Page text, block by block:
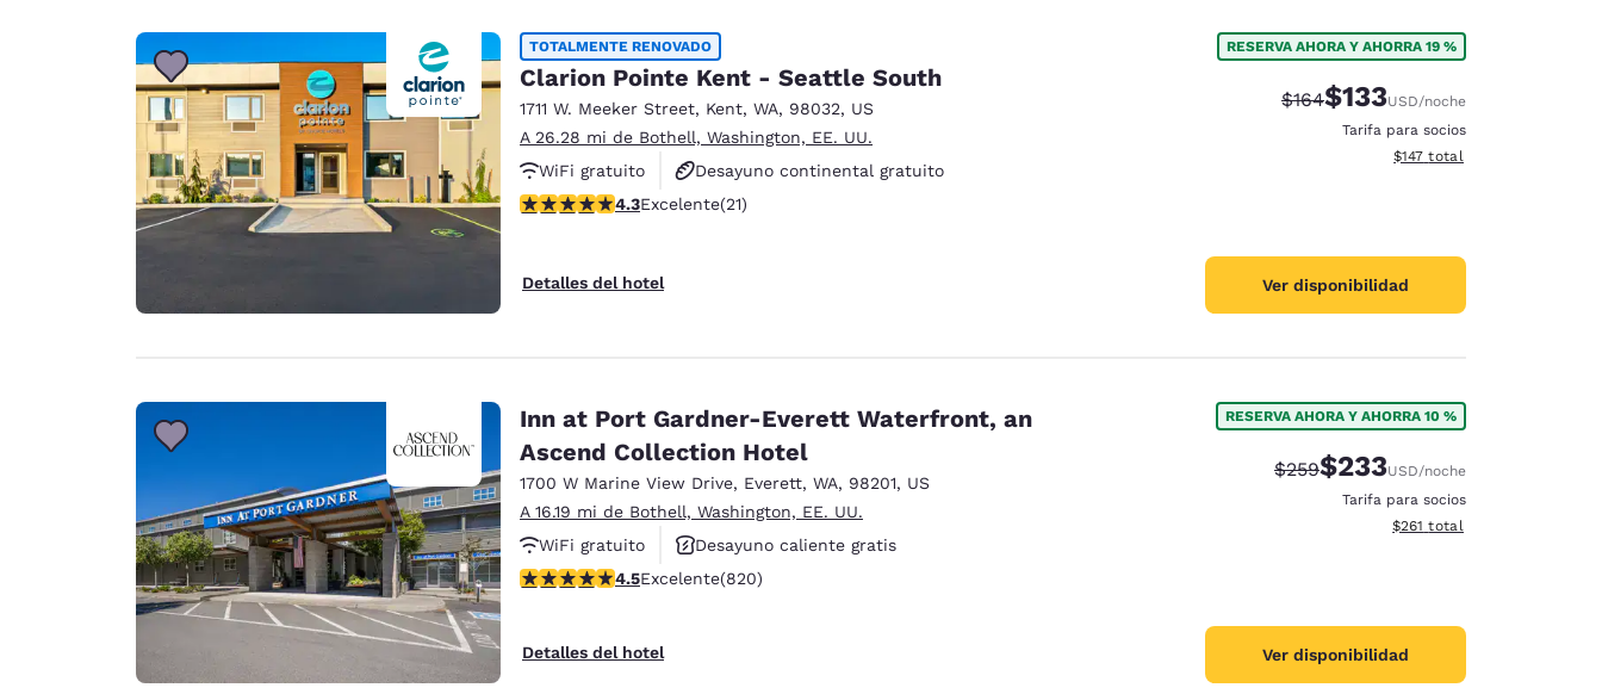
TOTALMENTE RENOVADO
Clarion Pointe Kent - Seattle South
1711 W. Meeker Street, Kent, WA, 98032, US
A 26.28 mi de Bothell, Washington, EE. UU.
WiFi gratuito
Desayuno continental gratuito
Desayuno caliente gratis
calificación de 4.33 estrellas. Excelente. 21 reseñas
4.3Excelente(21)
Detalles del hotel
RESERVA AHORA Y AHORRA 19 %
Precio tachado:
$164Precio con descuento:
$133USD/noche
Tarifa para socios
Ver detalles del total
$147 total
Ver disponibilidad
Inn at Port Gardner-Everett Waterfront, an
Ascend Collection Hotel
1700 W Marine View Drive, Everett, WA, 98201, US
A 16.19 mi de Bothell, Washington, EE. UU.
WiFi gratuito
Desayuno caliente gratis
Se aceptan mascotas
calificación de 4.49 estrellas. Excelente. 820 reseñas
4.5Excelente(820)
Detalles del hotel
RESERVA AHORA Y AHORRA 10 %
Precio tachado:
$259Precio con descuento:
$233USD/noche
Tarifa para socios
Ver detalles del total
$261 total
Ver disponibilidad